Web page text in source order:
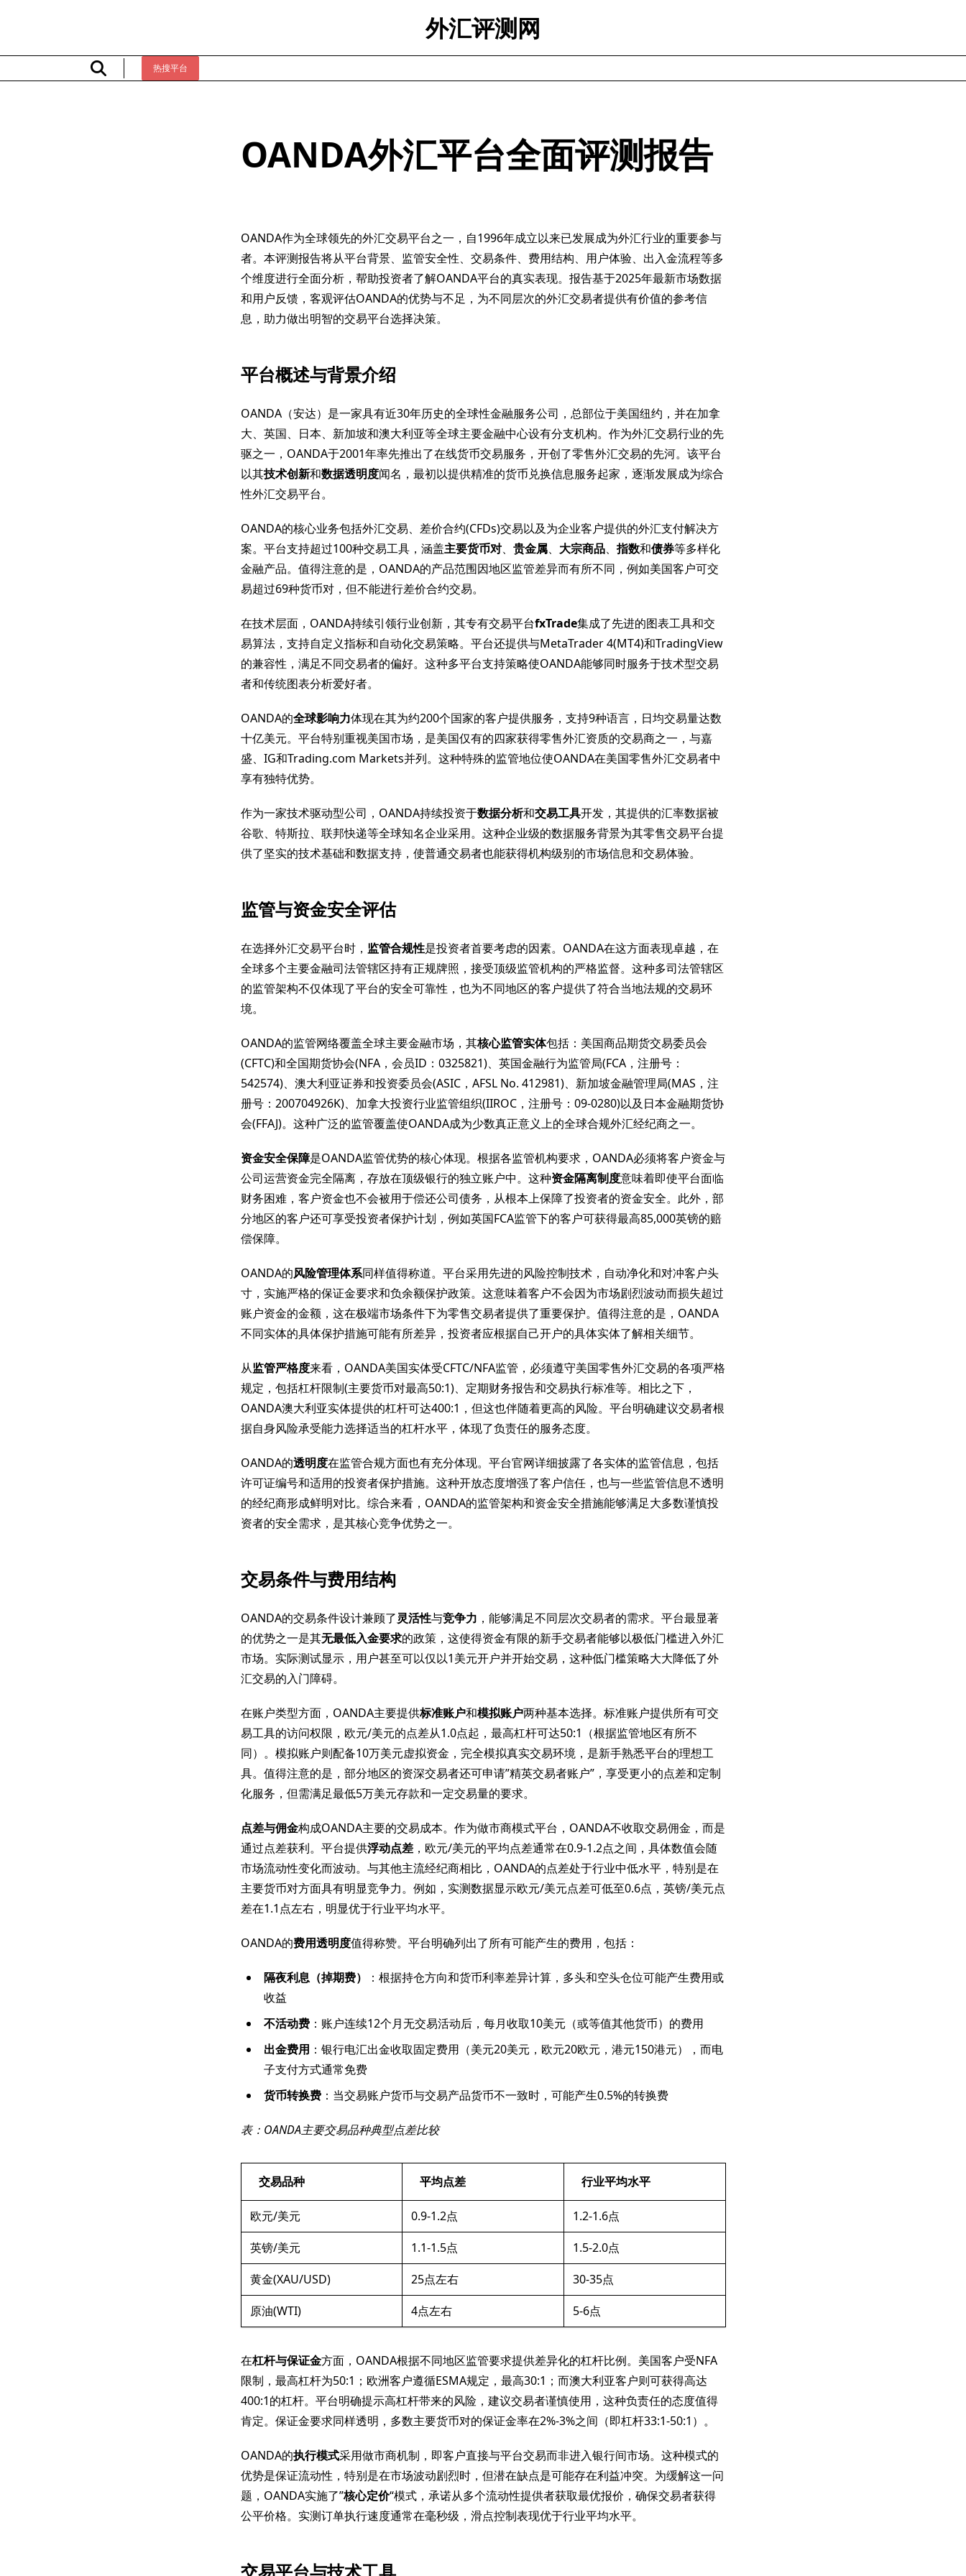
外汇评测网
热搜平台
OANDA外汇平台全面评测报告
OANDA作为全球领先的外汇交易平台之一，自1996年成立以来已发展成为外汇行业的重要参与
者。本评测报告将从平台背景、监管安全性、交易条件、费用结构、用户体验、出入金流程等多
个维度进行全面分析，帮助投资者了解OANDA平台的真实表现。报告基于2025年最新市场数据
和用户反馈，客观评估OANDA的优势与不足，为不同层次的外汇交易者提供有价值的参考信
息，助力做出明智的交易平台选择决策。
平台概述与背景介绍
OANDA（安达）是一家具有近30年历史的全球性金融服务公司，总部位于美国纽约，并在加拿
大、英国、日本、新加坡和澳大利亚等全球主要金融中心设有分支机构。作为外汇交易行业的先
驱之一，OANDA于2001年率先推出了在线货币交易服务，开创了零售外汇交易的先河。该平台
以其技术创新和数据透明度闻名，最初以提供精准的货币兑换信息服务起家，逐渐发展成为综合
性外汇交易平台。
OANDA的核心业务包括外汇交易、差价合约(CFDs)交易以及为企业客户提供的外汇支付解决方
案。平台支持超过100种交易工具，涵盖主要货币对、 贵金属、 大宗商品、指数和债券等多样化
金融产品。值得注意的是，OANDA的产品范围因地区监管差异而有所不同，例如美国客户可交
易超过69种货币对，但不能进行差价合约交易。
在技术层面，OANDA持续引领行业创新，其专有交易平台fxTrade集成了先进的图表工具和交
易算法，支持自定义指标和自动化交易策略。平台还提供与MetaTrader 4(MT4)和TradingView
的兼容性，满足不同交易者的偏好。这种多平台支持策略使OANDA能够同时服务于技术型交易
者和传统图表分析爱好者。
OANDA的全球影响力体现在其为约200个国家的客户提供服务，支持9种语言，日均交易量达数
十亿美元。平台特别重视美国市场，是美国仅有的四家获得零售外汇资质的交易商之一，与嘉
盛、IG和Trading.com Markets并列。这种特殊的监管地位使OANDA在美国零售外汇交易者中
享有独特优势。
作为一家技术驱动型公司，OANDA持续投资于数据分析和交易工具开发，其提供的汇率数据被
谷歌、特斯拉、联邦快递等全球知名企业采用。这种企业级的数据服务背景为其零售交易平台提
供了坚实的技术基础和数据支持，使普通交易者也能获得机构级别的市场信息和交易体验。
监管与资金安全评估
在选择外汇交易平台时， 监管合规性是投资者首要考虑的因素。OANDA在这方面表现卓越，在
全球多个主要金融司法管辖区持有正规牌照，接受顶级监管机构的严格监督。这种多司法管辖区
的监管架构不仅体现了平台的安全可靠性，也为不同地区的客户提供了符合当地法规的交易环
境。
OANDA的监管网络覆盖全球主要金融市场，其核心监管实体包括：美国商品期货交易委员会
(CFTC)和全国期货协会(NFA，会员ID：0325821)、英国金融行为监管局(FCA，注册号：
542574)、澳大利亚证券和投资委员会(ASIC，AFSL No. 412981)、新加坡金融管理局(MAS，注
册号：200704926K)、加拿大投资行业监管组织(IIROC，注册号：09-0280)以及日本金融期货协
会(FFAJ)。这种广泛的监管覆盖使OANDA成为少数真正意义上的全球合规外汇经纪商之一。
资金安全保障是OANDA监管优势的核心体现。根据各监管机构要求，OANDA必须将客户资金与
公司运营资金完全隔离，存放在顶级银行的独立账户中。这种资金隔离制度意味着即使平台面临
财务困难，客户资金也不会被用于偿还公司债务，从根本上保障了投资者的资金安全。此外，部
分地区的客户还可享受投资者保护计划，例如英国FCA监管下的客户可获得最高85,000英镑的赔
偿保障。
OANDA的风险管理体系同样值得称道。平台采用先进的风险控制技术，自动净化和对冲客户头
寸，实施严格的保证金要求和负余额保护政策。这意味着客户不会因为市场剧烈波动而损失超过
账户资金的金额，这在极端市场条件下为零售交易者提供了重要保护。值得注意的是，OANDA
不同实体的具体保护措施可能有所差异，投资者应根据自己开户的具体实体了解相关细节。
从监管严格度来看，OANDA美国实体受CFTC/NFA监管，必须遵守美国零售外汇交易的各项严格
规定，包括杠杆限制(主要货币对最高50:1)、定期财务报告和交易执行标准等。相比之下，
OANDA澳大利亚实体提供的杠杆可达400:1，但这也伴随着更高的风险。平台明确建议交易者根
据自身风险承受能力选择适当的杠杆水平，体现了负责任的服务态度。
OANDA的透明度在监管合规方面也有充分体现。平台官网详细披露了各实体的监管信息，包括
许可证编号和适用的投资者保护措施。这种开放态度增强了客户信任，也与一些监管信息不透明
的经纪商形成鲜明对比。综合来看，OANDA的监管架构和资金安全措施能够满足大多数谨慎投
资者的安全需求，是其核心竞争优势之一。
交易条件与费用结构
OANDA的交易条件设计兼顾了灵活性与竞争力 ，能够满足不同层次交易者的需求。平台最显著
的优势之一是其无最低入金要求的政策，这使得资金有限的新手交易者能够以极低门槛进入外汇
市场。实际测试显示，用户甚至可以仅以1美元开户并开始交易，这种低门槛策略大大降低了外
汇交易的入门障碍。
在账户类型方面，OANDA主要提供标准账户和模拟账户两种基本选择。标准账户提供所有可交
易工具的访问权限，欧元/美元的点差从1.0点起，最高杠杆可达50:1（根据监管地区有所不
同）。模拟账户则配备10万美元虚拟资金，完全模拟真实交易环境，是新手熟悉平台的理想工
具。值得注意的是，部分地区的资深交易者还可申请”精英交易者账户”，享受更小的点差和定制
化服务，但需满足最低5万美元存款和一定交易量的要求。
点差与佣金构成OANDA主要的交易成本。作为做市商模式平台，OANDA不收取交易佣金，而是
通过点差获利。平台提供浮动点差，欧元/美元的平均点差通常在0.9-1.2点之间，具体数值会随
市场流动性变化而波动。与其他主流经纪商相比，OANDA的点差处于行业中低水平，特别是在
主要货币对方面具有明显竞争力。例如，实测数据显示欧元/美元点差可低至0.6点，英镑/美元点
差在1.1点左右，明显优于行业平均水平。
OANDA的费用透明度值得称赞。平台明确列出了所有可能产生的费用，包括：
隔夜利息（掉期费）
：根据持仓方向和货币利率差异计算，多头和空头仓位可能产生费用或
收益
不活动费：账户连续12个月无交易活动后，每月收取10美元（或等值其他货币）的费用
出金费用 ：银行电汇出金收取固定费用（美元20美元，欧元20欧元，港元150港元），而电
子支付方式通常免费
货币转换费：当交易账户货币与交易产品货币不一致时，可能产生0.5%的转换费
表：OANDA主要交易品种典型点差比较
交易品种 平均点差 行业平均水平
欧元/美元 0.9-1.2点
1.2-1.6点
英镑/美元
1.1-1.5点
1.5-2.0点
黄金(XAU/USD)
25点左右
30-35点
原油(WTI)
4点左右 5-6点
在杠杆与保证金方面，OANDA根据不同地区监管要求提供差异化的杠杆比例。美国客户受NFA
限制，最高杠杆为50:1；欧洲客户遵循ESMA规定，最高30:1；而澳大利亚客户则可获得高达
400:1的杠杆。平台明确提示高杠杆带来的风险，建议交易者谨慎使用，这种负责任的态度值得
肯定。保证金要求同样透明，多数主要货币对的保证金率在2%-3%之间（即杠杆33:1-50:1）。
OANDA的执行模式采用做市商机制，即客户直接与平台交易而非进入银行间市场。这种模式的
优势是保证流动性，特别是在市场波动剧烈时，但潜在缺点是可能存在利益冲突。为缓解这一问
题，OANDA实施了”核心定价“模式，承诺从多个流动性提供者获取最优报价，确保交易者获得
公平价格。实测订单执行速度通常在毫秒级，滑点控制表现优于行业平均水平。